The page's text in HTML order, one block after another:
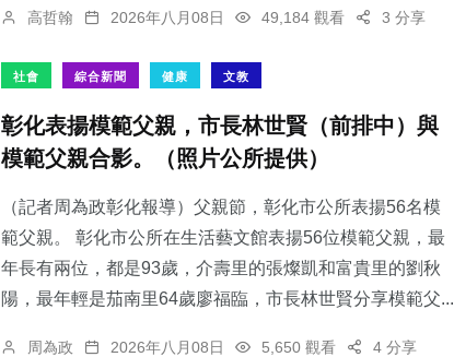
高哲翰 2026年八月08日 49,184 觀看 3 分享
社會 綜合新聞 健康 文教
彰化表揚模範父親，市長林世賢（前排中）與
模範父親合影。（照片公所提供）
（記者周為政彰化報導）父親節，彰化市公所表揚56名模
範父親。 彰化市公所在生活藝文館表揚56位模範父親，最
年長有兩位，都是93歲，介壽里的張燦凱和富貴里的劉秋
陽，最年輕是茄南里64歲廖福臨，市長林世賢分享模範父...
周為政 2026年八月08日 5,650 觀看 4 分享